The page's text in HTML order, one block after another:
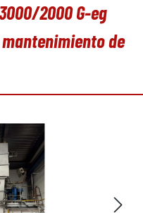
2000 G-eg
de